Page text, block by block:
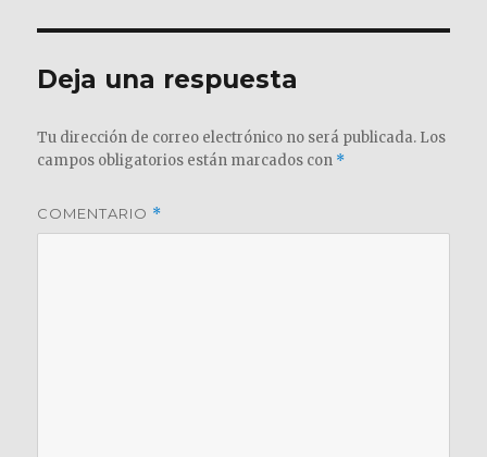
Deja una respuesta
Tu dirección de correo electrónico no será publicada. Los
campos obligatorios están marcados con *
COMENTARIO *